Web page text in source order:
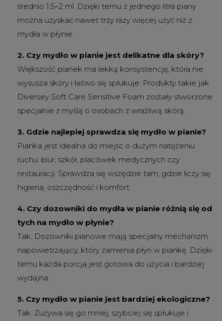
średnio 1,5–2 ml. Dzięki temu z jednego litra piany
można uzyskać nawet trzy razy więcej użyć niż z
mydła w płynie.
2. Czy mydło w pianie jest delikatne dla skóry?
Większość pianek ma lekką konsystencję, która nie
wysusza skóry i łatwo się spłukuje. Produkty takie jak
Diversey Soft Care Sensitive Foam zostały stworzone
specjalnie z myślą o osobach z wrażliwą skórą.
3. Gdzie najlepiej sprawdza się mydło w pianie?
Pianka jest idealna do miejsc o dużym natężeniu
ruchu: biur, szkół, placówek medycznych czy
restauracji. Sprawdza się wszędzie tam, gdzie liczy się
higiena, oszczędność i komfort.
4. Czy dozowniki do mydła w pianie różnią się od
tych na mydło w płynie?
Tak. Dozowniki pianowe mają specjalny mechanizm
napowietrzający, który zamienia płyn w piankę. Dzięki
temu każda porcja jest gotowa do użycia i bardziej
wydajna.
5. Czy mydło w pianie jest bardziej ekologiczne?
Tak. Zużywa się go mniej, szybciej się spłukuje i